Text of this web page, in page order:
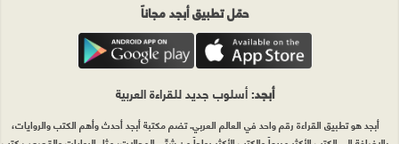
حمّل تطبيق أبجد مجاناً
أبجد: أسلوب جديد للقراءة العربية
أبجد هو تطبيق القراءة رقم واحد في العالم العربي. تضم مكتبة أبجد أحدث وأهم الكتب والروايات،